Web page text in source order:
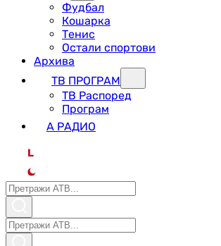
Фудбал
Кошарка
Тенис
Остали спортови
Архива
ТВ ПРОГРАМ
ТВ Распоред
Програм
А РАДИО
L